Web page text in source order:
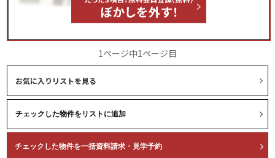
1ページ中1ページ目
お気に入りリストを見る